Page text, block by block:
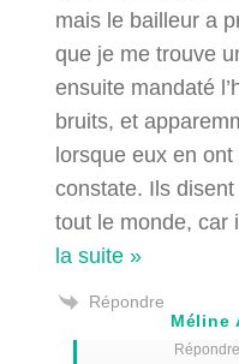
mais le bailleur a
que je me trouve
ensuite mandaté
bruits, et
lorsque eux en ont
constate. Ils
tout le monde, car
la suite »
Répondre
Méline